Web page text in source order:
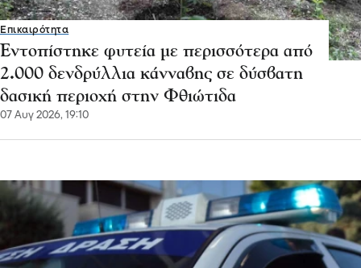
Επικαιρότητα
Εντοπίστηκε φυτεία με περισσότερα από
2.000 δενδρύλλια κάνναβης σε δύσβατη
δασική περιοχή στην Φθιώτιδα
07 Αυγ 2026, 19:10